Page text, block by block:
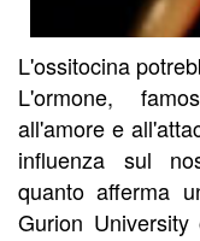
L'ossitocina
L'ormone,
all'amore e
influenza sul
quanto afferma
Gurion